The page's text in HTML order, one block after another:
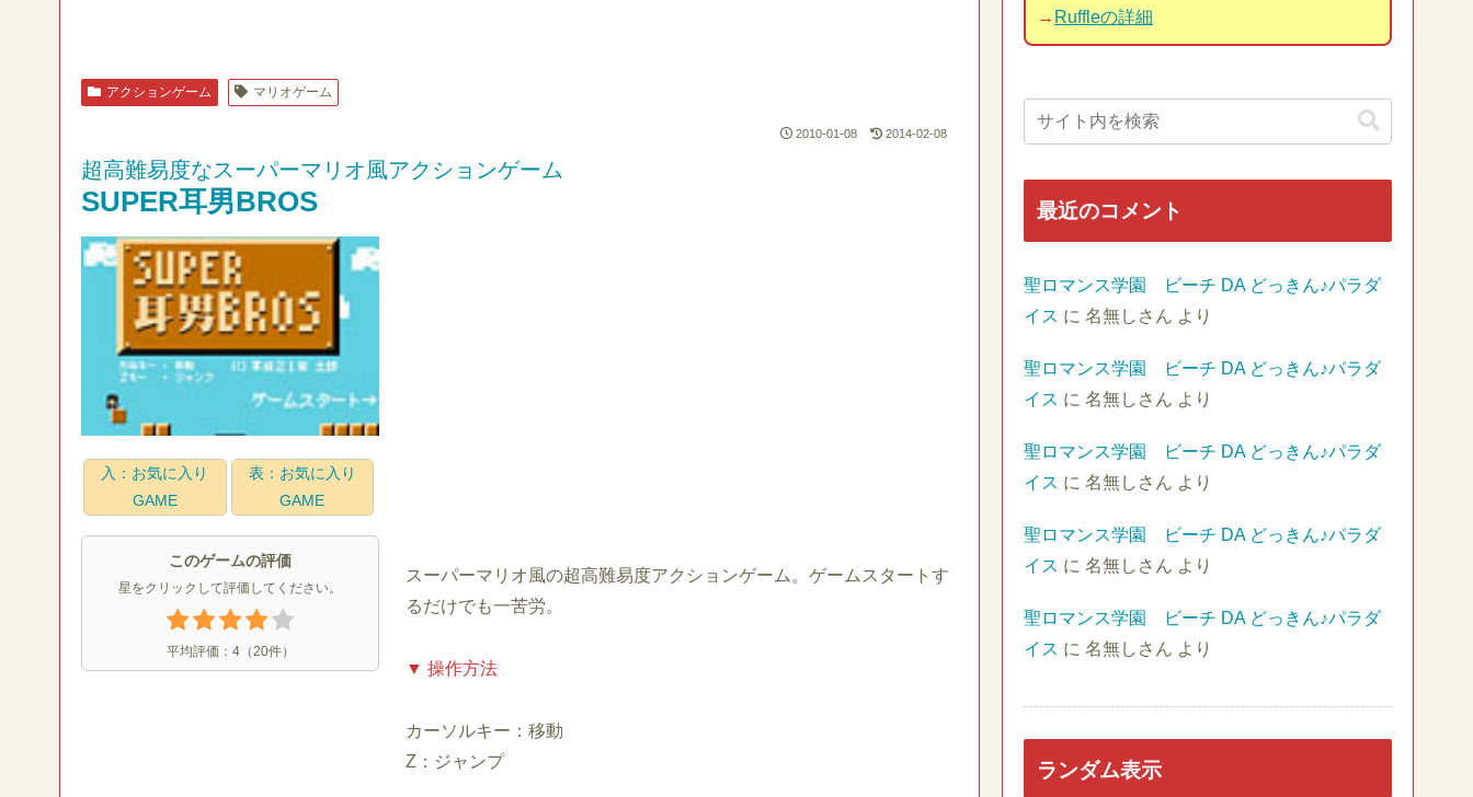
アクションゲーム マリオゲーム
2010-01-08 2014-02-08
超高難易度なスーパーマリオ風アクションゲーム
SUPER耳男BROS
入：お気に入り
GAME
表：お気に入り
GAME
このゲームの評価
星をクリックして評価してください。
平均評価： 4（20件）
スーパーマリオ風の超高難易度アクションゲーム。ゲームスタートす
るだけでも一苦労。
▼ 操作方法
カーソルキー：移動
Z：ジャンプ
→ Ruffleの詳細
最近のコメント
聖ロマンス学園 ビーチ DA どっきん♪パラダ
イス に 名無しさん より
聖ロマンス学園 ビーチ DA どっきん♪パラダ
イス に 名無しさん より
聖ロマンス学園 ビーチ DA どっきん♪パラダ
イス に 名無しさん より
聖ロマンス学園 ビーチ DA どっきん♪パラダ
イス に 名無しさん より
聖ロマンス学園 ビーチ DA どっきん♪パラダ
イス に 名無しさん より
ランダム表示